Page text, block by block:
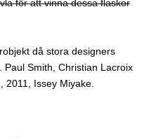
för att vinna dessa flaskor
då stora designers
Smith, Christian Lacroix
2011, Issey Miyake.